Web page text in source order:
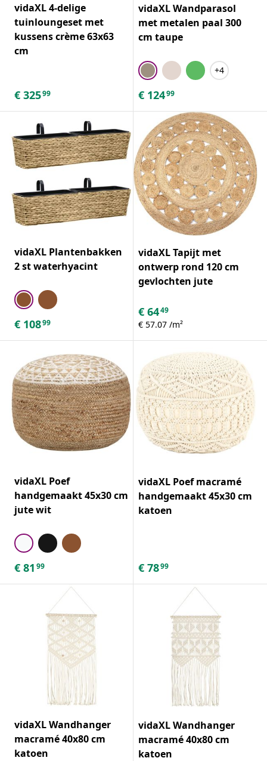
vidaXL 4-delige
tuinloungeset met
kussens crème 63x63
cm
€ 32599
vidaXL Wandparasol
met metalen paal 300
cm taupe
+4
€ 12499
vidaXL Plantenbakken
2 st waterhyacint
€ 10899
vidaXL Tapijt met
ontwerp rond 120 cm
gevlochten jute
€ 6449
€ 57.07 /m²
vidaXL Poef
handgemaakt 45x30 cm
jute wit
€ 81 99
vidaXL Poef macramé
handgemaakt 45x30 cm
katoen
€ 7899
vidaXL Wandhanger
macramé 40x80 cm
katoen
vidaXL Wandhanger
macramé 40x80 cm
katoen